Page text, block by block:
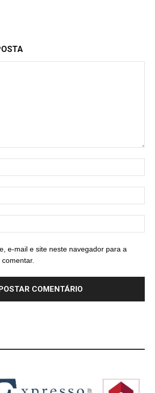
e-mail e site neste navegador para a